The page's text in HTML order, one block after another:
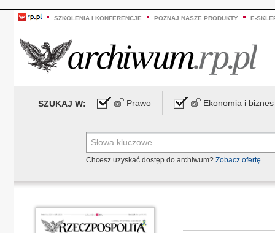
SZKOLENIA I KONFERENCJE POZNAJ NASZE PRODUKTY E-
SZUKAJ W: Prawo Ekonomia i biznes
Chcesz uzyskać dostęp do archiwum? Zobacz ofertę